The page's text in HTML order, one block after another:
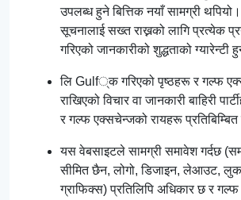
उपलब्ध हुने बित्तिक नयाँ सामग्री
सूचनालाई सख्त राख्नको लागि प्रत्येक
गरिएको जानकारीको शुद्धताको ग्यारेन्टी
लि Gulf्क गरिएको पृष्ठहरू र गल्फ
राखिएको विचार वा जानकारी बाहिरी
र गल्फ एक्सचेन्जको रायहरू प्रतिबिम्बित
यस वेबसाइटले सामग्री समावेश गर्दछ
सीमित छैन, लोगो, डिजाइन, लेआउट,
ग्राफिक्स) प्रतिलिपि अधिकार छ र